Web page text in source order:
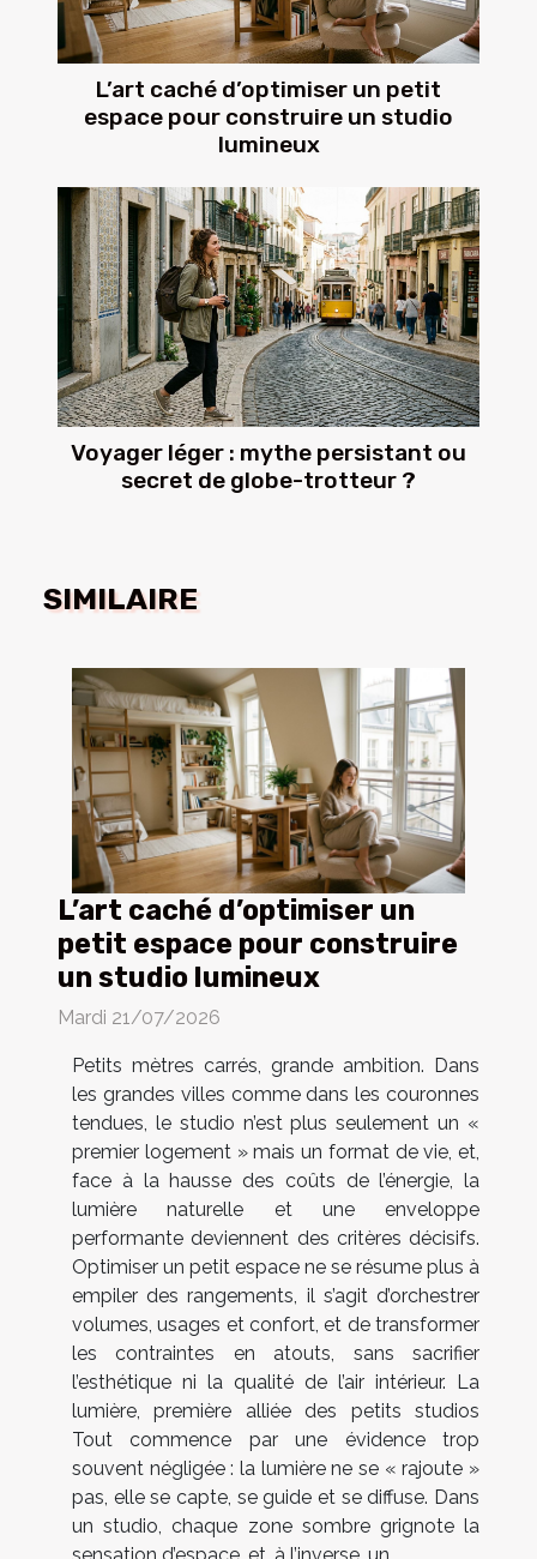
L’art caché d’optimiser un petit
espace pour construire un studio
lumineux
Voyager léger : mythe persistant ou
secret de globe-trotteur ?
SIMILAIRE
L’art caché d’optimiser un
petit espace pour construire
un studio lumineux
Mardi 21/07/2026
Petits mètres carrés, grande ambition. Dans
les grandes villes comme dans les couronnes
tendues, le studio n’est plus seulement un «
premier logement » mais un format de vie, et,
face à la hausse des coûts de l’énergie, la
lumière naturelle et une enveloppe
performante deviennent des critères décisifs.
Optimiser un petit espace ne se résume plus à
empiler des rangements, il s’agit d’orchestrer
volumes, usages et confort, et de transformer
les contraintes en atouts, sans sacrifier
l’esthétique ni la qualité de l’air intérieur. La
lumière, première alliée des petits studios
Tout commence par une évidence trop
souvent négligée : la lumière ne se « rajoute »
pas, elle se capte, se guide et se diffuse. Dans
un studio, chaque zone sombre grignote la